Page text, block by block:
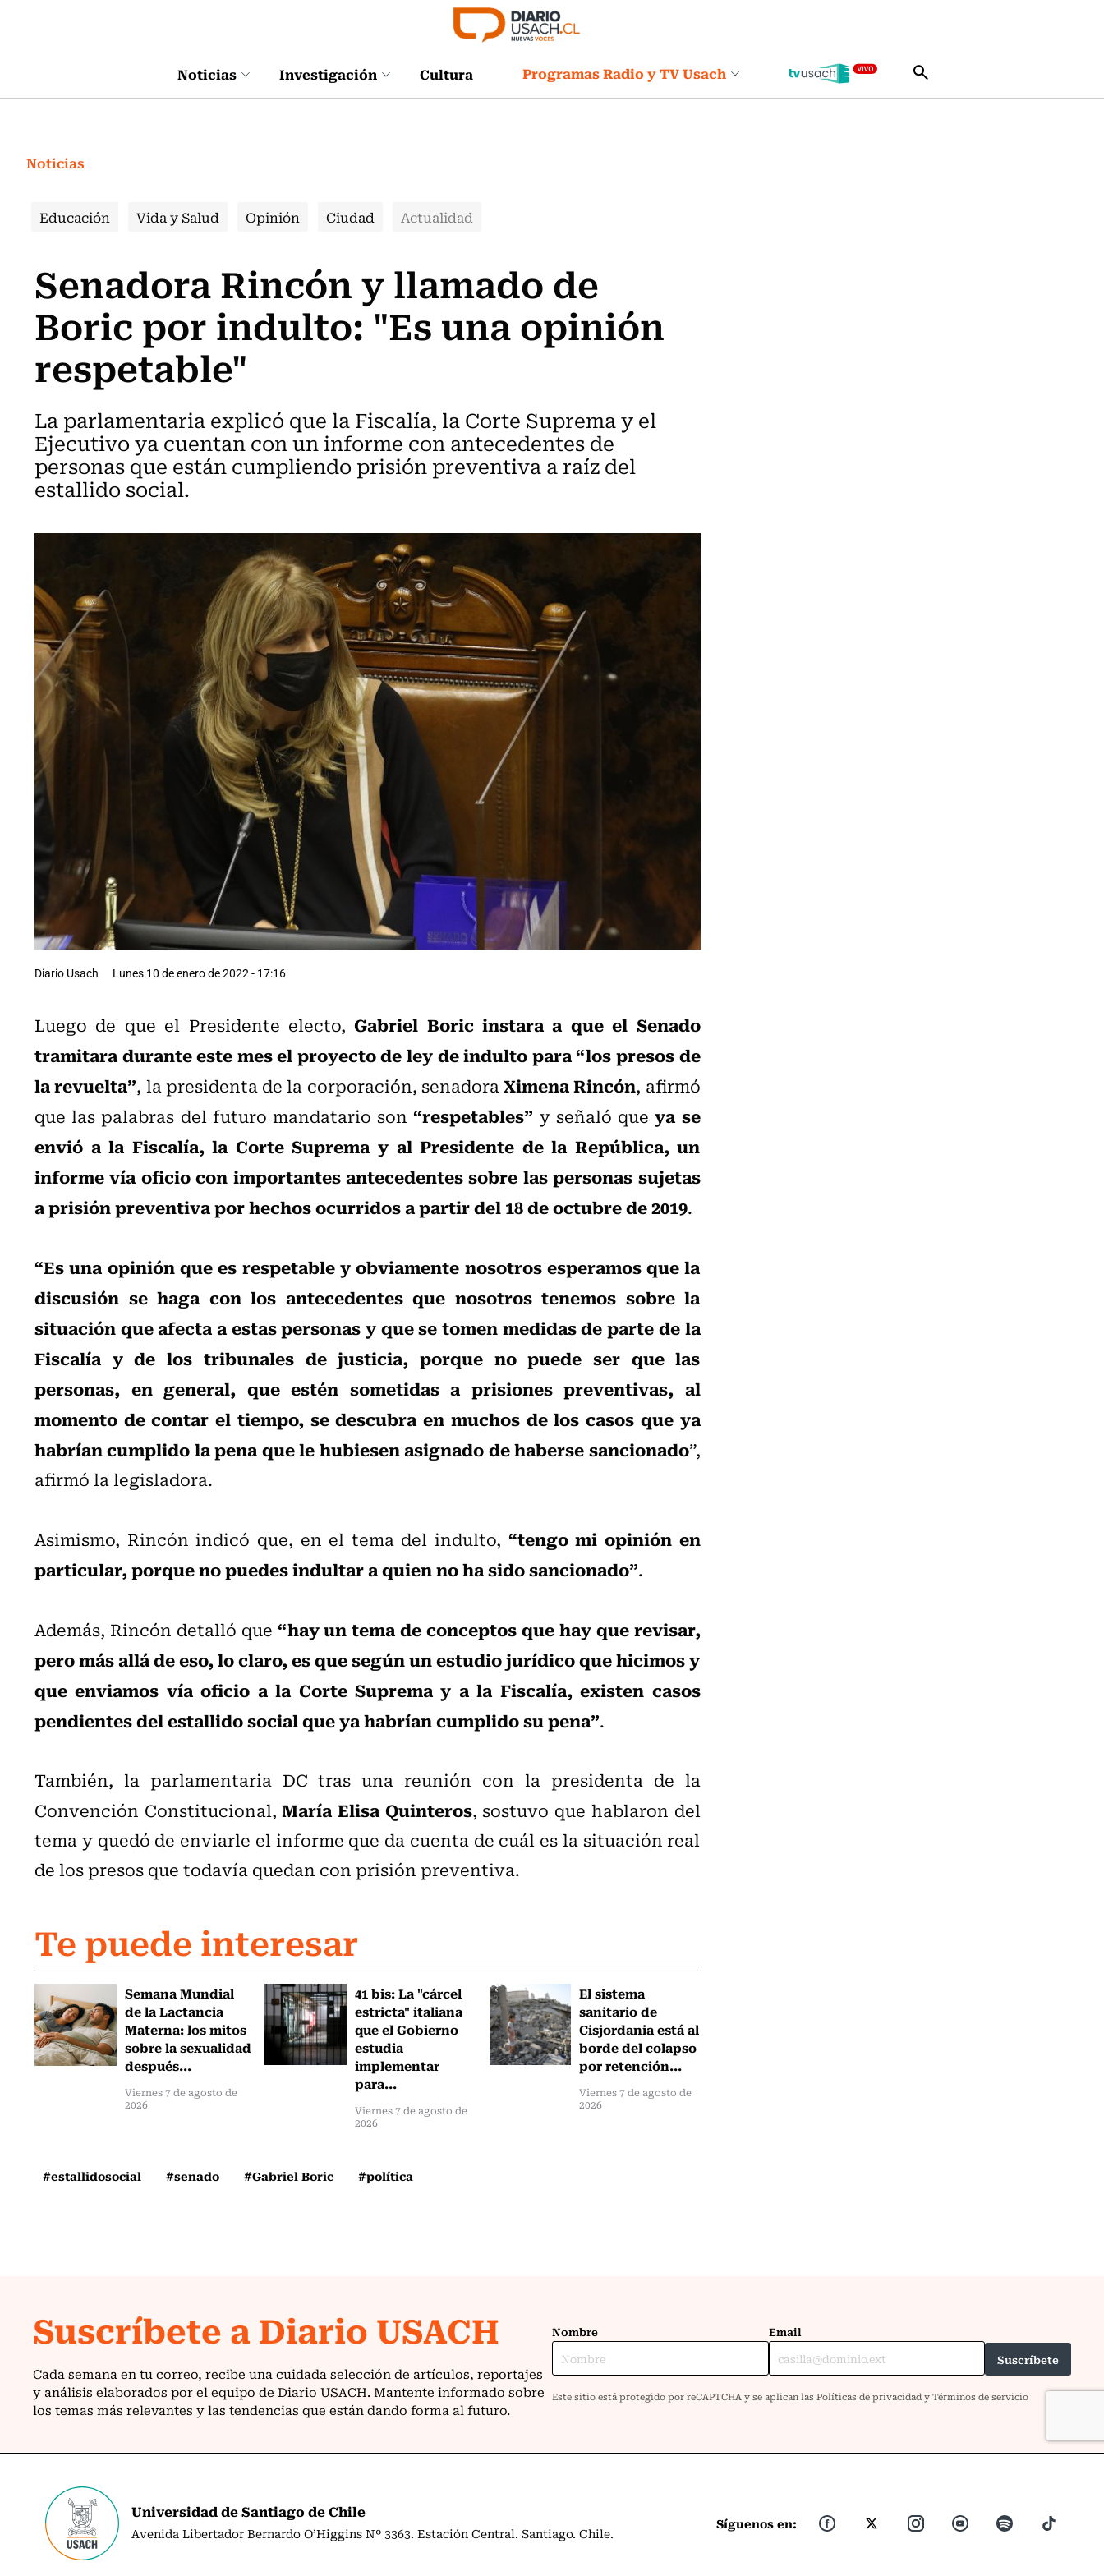
Noticias Investigación Cultura Programas Radio y TV Usach
Noticias
Educación Vida y Salud Opinión Ciudad Actualidad
Senadora Rincón y llamado de
Boric por indulto: "Es una opinión
respetable"
La parlamentaria explicó que la Fiscalía, la Corte Suprema y el
Ejecutivo ya cuentan con un informe con antecedentes de
personas que están cumpliendo prisión preventiva a raíz del
estallido social.
Diario Usach Lunes 10 de enero de 2022 - 17:16
Luego de que el Presidente electo,Gabriel Boric instara a que el Senado
tramitara durante este mes el proyecto de ley de indulto para “los presos de
la revuelta”, la presidenta de la corporación, senadoraXimena Rincón, afirmó
que las palabras del futuro mandatario son“respetables” y señaló queya se
envió a la Fiscalía, la Corte Suprema y al Presidente de la República, un
informe vía oficio con importantes antecedentes sobre las personas sujetas
a prisión preventiva por hechos ocurridos a partir del 18 de octubre de 2019.
“Es una opinión que es respetable y obviamente nosotros esperamos que la
discusión se haga con los antecedentes que nosotros tenemos sobre la
situación que afecta a estas personas y que se tomen medidas de parte de la
Fiscalía y de los tribunales de justicia, porque no puede ser que las
personas, en general, que estén sometidas a prisiones preventivas, al
momento de contar el tiempo, se descubra en muchos de los casos que ya
habrían cumplido la pena que le hubiesen asignado de haberse sancionado”,
afirmó la legisladora.
Asimismo, Rincón indicó que, en el tema del indulto, “tengo mi opinión en
particular, porque no puedes indultar a quien no ha sido sancionado”.
Además, Rincón detalló que “hay un tema de conceptos que hay que revisar,
pero más allá de eso, lo claro, es que según un estudio jurídico que hicimos y
que enviamos vía oficio a la Corte Suprema y a la Fiscalía, existen casos
pendientes del estallido social que ya habrían cumplido su pena”.
También, la parlamentaria DC tras una reunión con la presidenta de la
Convención Constitucional,María Elisa Quinteros, sostuvo que hablaron del
tema y quedó de enviarle el informe que da cuenta de cuál es la situación real
de los presos que todavía quedan con prisión preventiva.
Te puede interesar
Semana Mundial
de la Lactancia
Materna: los mitos
sobre la sexualidad
después...
Viernes 7 de agosto de
2026
41 bis: La "cárcel
estricta" italiana
que el Gobierno
estudia
implementar
para...
Viernes 7 de agosto de
2026
El sistema
sanitario de
Cisjordania está al
borde del colapso
por retención...
Viernes 7 de agosto de
2026
#estallidosocial #senado #Gabriel Boric #política
Universidad de Santiago de Chile
Avenida Libertador Bernardo O’Higgins Nº 3363. Estación Central. Santiago. Chile.
Síguenos en: